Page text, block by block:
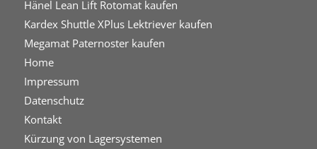
Hänel Lean Lift Rotomat kaufen
Kardex Shuttle XPlus Lektriever kaufen
Megamat Paternoster kaufen
Home
Impressum
Datenschutz
Kontakt
Kürzung von Lagersystemen